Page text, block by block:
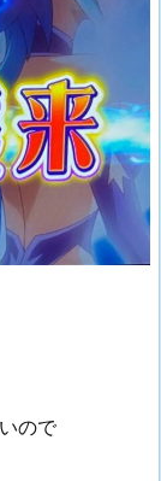
ので